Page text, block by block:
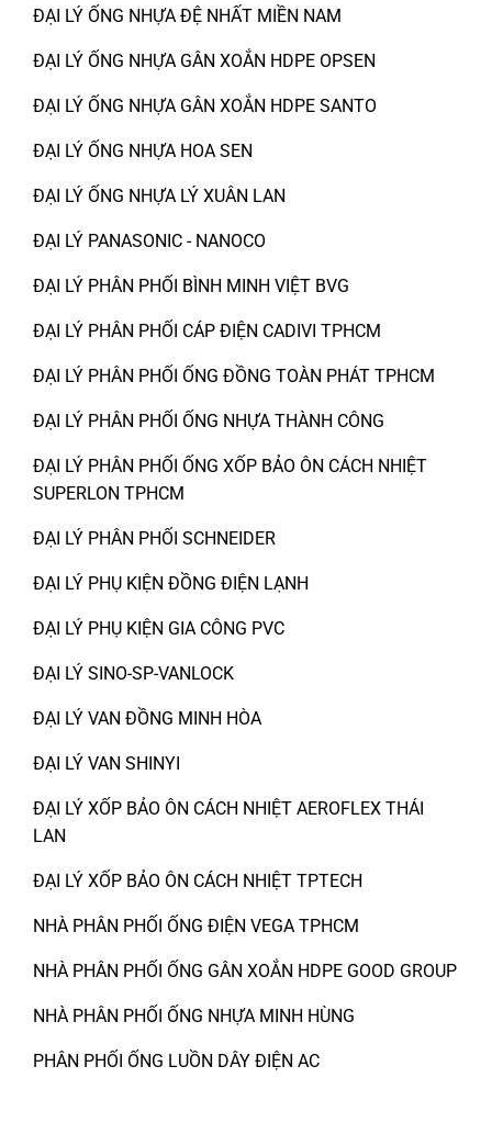
ĐẠI LÝ ỐNG NHỰA ĐỆ NHẤT MIỀN NAM
ĐẠI LÝ ỐNG NHỰA GÂN XOẮN HDPE OPSEN
ĐẠI LÝ ỐNG NHỰA GÂN XOẮN HDPE SANTO
ĐẠI LÝ ỐNG NHỰA HOA SEN
ĐẠI LÝ ỐNG NHỰA LÝ XUÂN LAN
ĐẠI LÝ PANASONIC - NANOCO
ĐẠI LÝ PHÂN PHỐI BÌNH MINH VIỆT BVG
ĐẠI LÝ PHÂN PHỐI CÁP ĐIỆN CADIVI TPHCM
ĐẠI LÝ PHÂN PHỐI ỐNG ĐỒNG TOÀN PHÁT TPHCM
ĐẠI LÝ PHÂN PHỐI ỐNG NHỰA THÀNH CÔNG
ĐẠI LÝ PHÂN PHỐI ỐNG XỐP BẢO ÔN CÁCH NHIỆT
SUPERLON TPHCM
ĐẠI LÝ PHÂN PHỐI SCHNEIDER
ĐẠI LÝ PHỤ KIỆN ĐỒNG ĐIỆN LẠNH
ĐẠI LÝ PHỤ KIỆN GIA CÔNG PVC
ĐẠI LÝ SINO-SP-VANLOCK
ĐẠI LÝ VAN ĐỒNG MINH HÒA
ĐẠI LÝ VAN SHINYI
ĐẠI LÝ XỐP BẢO ÔN CÁCH NHIỆT AEROFLEX THÁI
LAN
ĐẠI LÝ XỐP BẢO ÔN CÁCH NHIỆT TPTECH
NHÀ PHÂN PHỐI ỐNG ĐIỆN VEGA TPHCM
NHÀ PHÂN PHỐI ỐNG GÂN XOẮN HDPE GOOD GROUP
NHÀ PHÂN PHỐI ỐNG NHỰA MINH HÙNG
PHÂN PHỐI ỐNG LUỒN DÂY ĐIỆN AC